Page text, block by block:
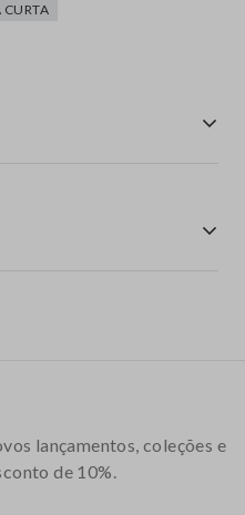
lançamentos, coleções e
de 10%.